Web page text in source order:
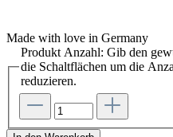
Made with love in Germany
Produkt Anzahl: Gib den
die Schaltflächen um die
reduzieren.